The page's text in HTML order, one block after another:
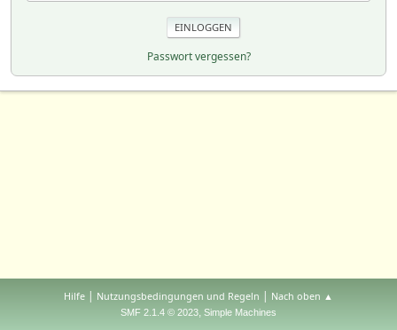
Passwort vergessen?
Hilfe | Nutzungsbedingungen und Regeln | Nach oben ▲
SMF 2.1.4 © 2023, Simple Machines